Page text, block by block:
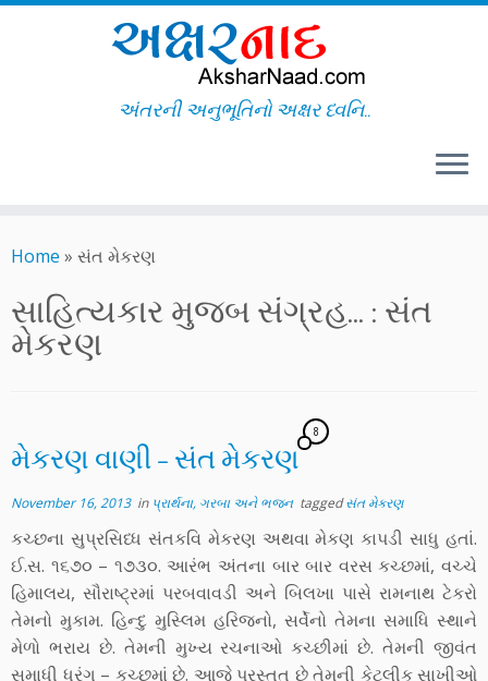
to
અંતરની અનુભૂતિનો અક્ષર ધ્વનિ..
Home » સંત મેકરણ
સાહિત્યકાર મુજબ સંગ્રહ... : સંત
મેકરણ
મેકરણ વાણી – સંત મેકરણ
8
November 16, 2013in પ્રાર્થના, ગરબા અને ભજન taggedસંત મેકરણ
કચ્છના સુપ્રસિધ્ધ સંતકવિ મેકરણ અથવા મેકણ કાપડી સાધુ હતાં.
ઈ.સ. ૧૬૭૦ – ૧૭૩૦. આરંભ અંતના બાર બાર વરસ કચ્છમાં, વચ્ચે
હિમાલય, સૌરાષ્ટ્રમાં પરબવાવડી અને બિલખા પાસે રામનાથ ટેકરો
તેમનો મુકામ. હિન્દુ મુસ્લિમ હરિજનો, સર્વેનો તેમના સમાધિ સ્થાને
મેળો ભરાય છે. તેમની મુખ્ય રચનાઓ કચ્છીમાં છે. તેમની જીવંત
સમાધી ધ્રંગ – કચ્છમાં છે. આજે પ્રસ્તુત છે તેમની કેટલીક સાખીઓ